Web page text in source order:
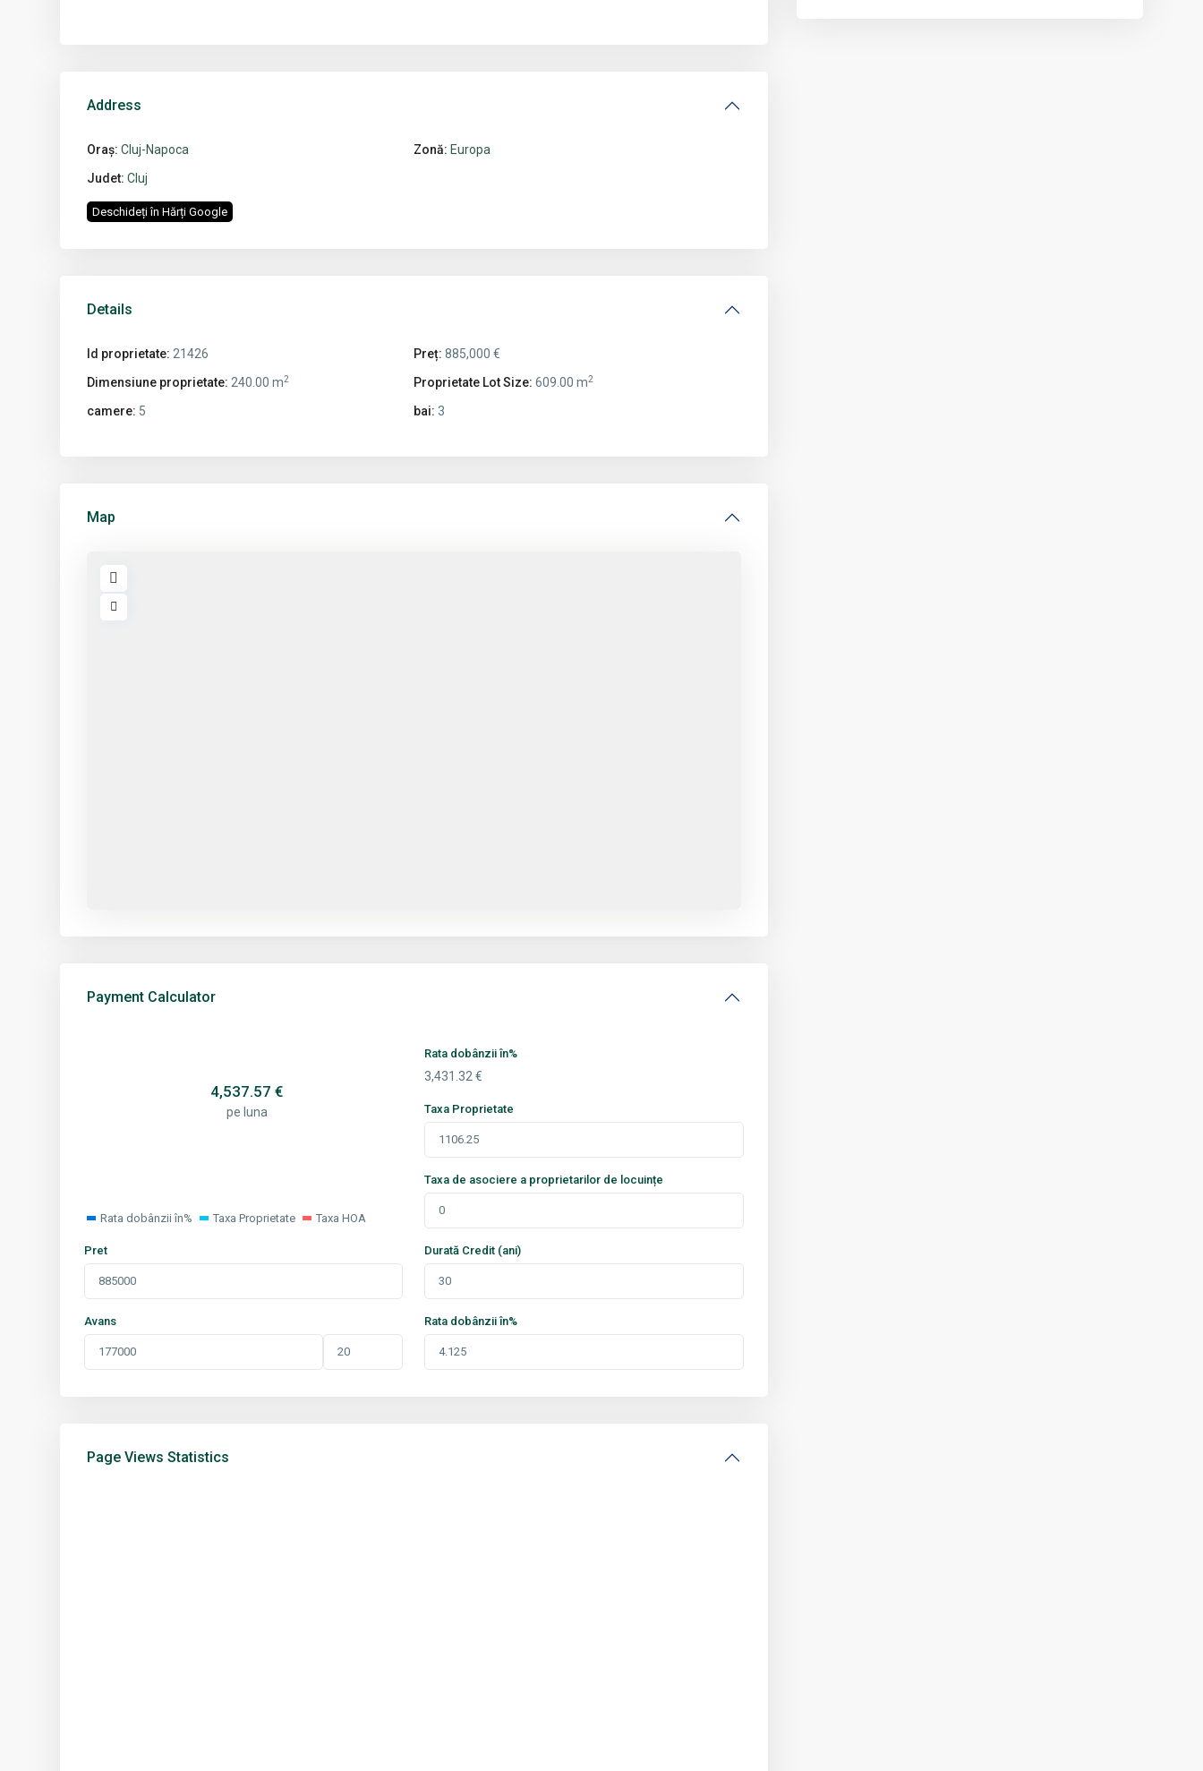
Address
Oraș: Cluj-Napoca Zonă: Europa
Judet: Cluj
Deschideți în Hărți Google
Details
Id proprietate: 21426 Preț: 885,000 €
Dimensiune proprietate: 240.00 m2 Proprietate Lot Size: 609.00 m2
camere: 5 bai: 3
Map
Payment Calculator
4,537.57 €
pe luna
Rata dobânzii în% Taxa Proprietate Taxa HOA
Rata dobânzii în%
3,431.32 €
Taxa Proprietate
Taxa de asociere a proprietarilor de locuințe
Pret
Avans
Durată Credit (ani)
Rata dobânzii în%
Page Views Statistics